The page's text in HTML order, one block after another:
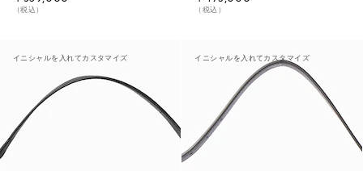
（税込） （税込）
イニシャルを入れてカスタマイズ イニシャルを入れてカスタマイズ